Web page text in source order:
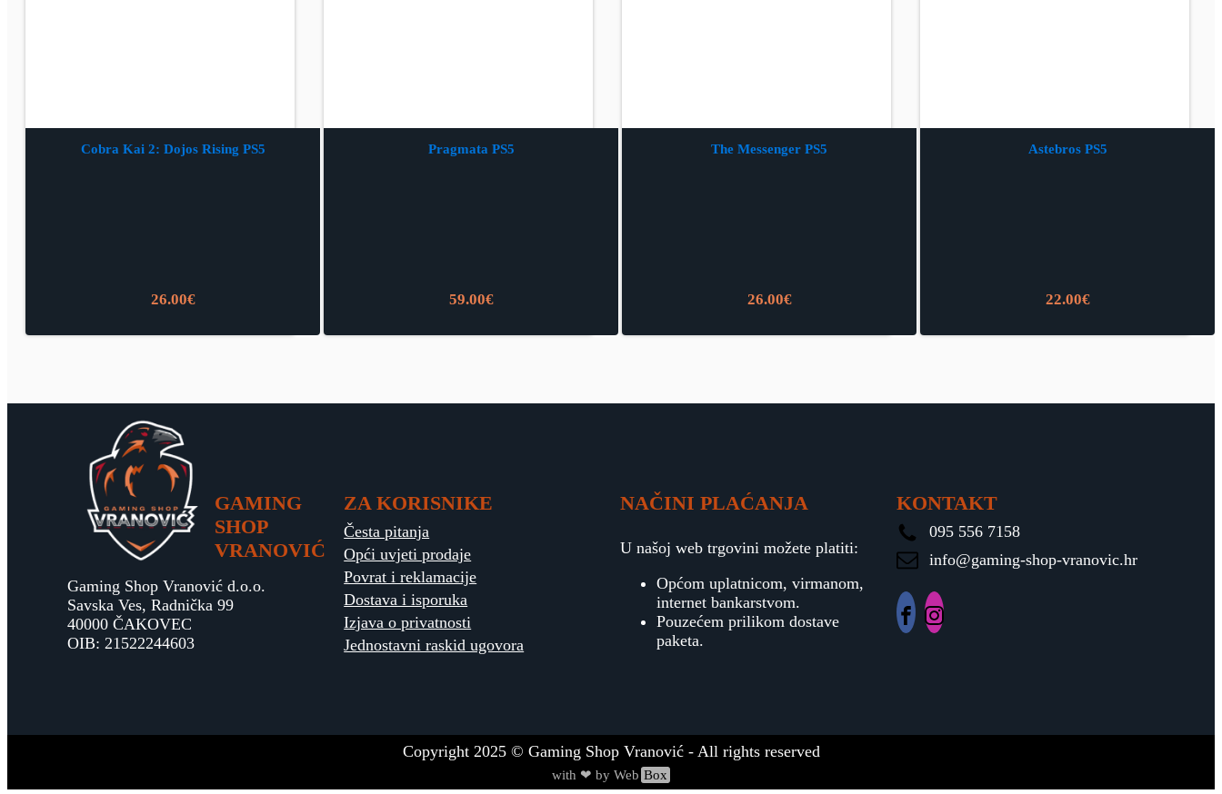
Cobra Kai 2: Dojos Rising PS5
26.00€
Pragmata PS5
59.00€
The Messenger PS5
26.00€
Astebros PS5
22.00€
GAMING
SHOP
VRANOVIĆ
Gaming Shop Vranović d.o.o.
Savska Ves, Radnička 99
40000 ČAKOVEC
OIB: 21522244603
ZA KORISNIKE
Česta pitanja
Opći uvjeti prodaje
Povrat i reklamacije
Dostava i isporuka
Izjava o privatnosti
Jednostavni raskid ugovora
NAČINI PLAĆANJA
U našoj web trgovini možete platiti:
Općom uplatnicom, virmanom,
internet bankarstvom.
Pouzećem prilikom dostave
paketa.
KONTAKT
095 556 7158
info@gaming-shop-vranovic.hr
Copyright 2025© Gaming Shop Vranović - All rights reserved
with ❤ by Web Box